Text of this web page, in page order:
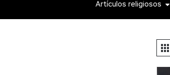
Artículos religiosos